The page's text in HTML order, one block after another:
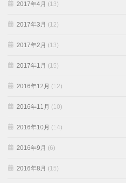
2017年4月 (13)
2017年3月 (12)
2017年2月 (13)
2017年1月 (15)
2016年12月 (12)
2016年11月 (10)
2016年10月 (14)
2016年9月 (6)
2016年8月 (15)